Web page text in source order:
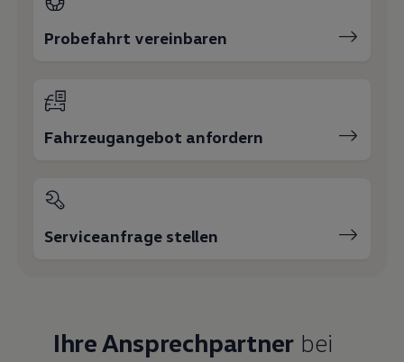
Probefahrt vereinbaren
Fahrzeugangebot anfordern
Serviceanfrage stellen
Ihre Ansprechpartner bei